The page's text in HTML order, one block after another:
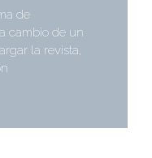
de
cambio de un
la revista,